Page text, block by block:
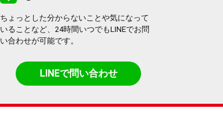
ちょっとした分からないことや気になって
いることなど、24時間いつでもLINEでお問
い合わせが可能です。
LINEで問い合わせ